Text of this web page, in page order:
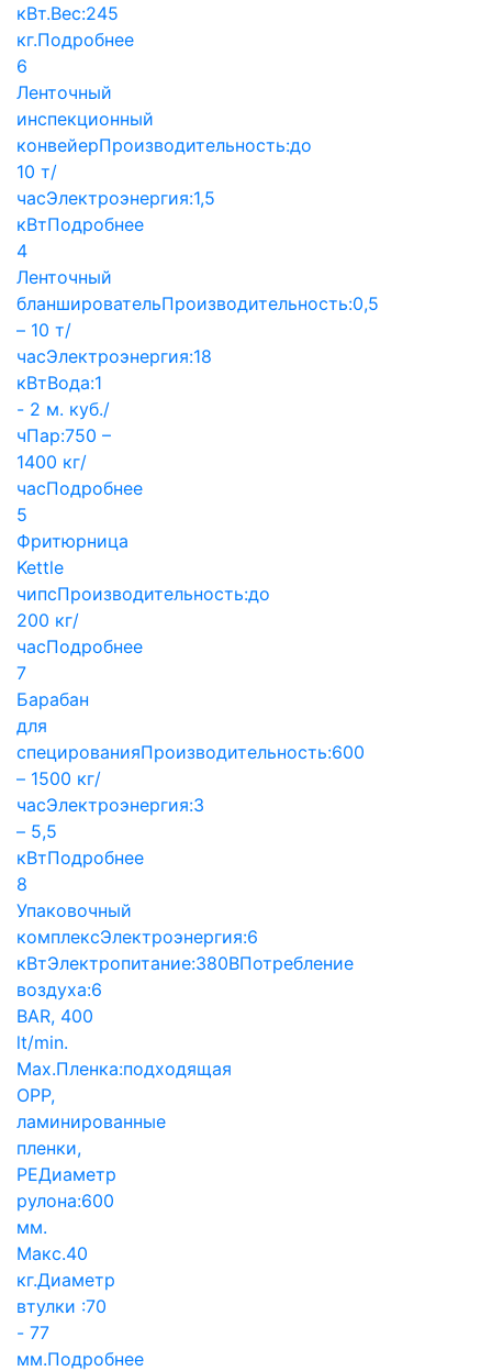
кВт.Вес:245
кг.Подробнее
6
Ленточный
инспекционный
конвейерПроизводительность:до
10 т/
часЭлектроэнергия:1,5
кВтПодробнее
4
Ленточный
бланшировательПроизводительность:0,5
– 10 т/
часЭлектроэнергия:18
кВтВода:1
- 2 м. куб./
чПар:750 –
1400 кг/
часПодробнее
5
Фритюрница
Kettle
чипсПроизводительность:до
200 кг/
часПодробнее
7
Барабан
для
спецированияПроизводительность:600
– 1500 кг/
часЭлектроэнергия:3
– 5,5
кВтПодробнее
8
Упаковочный
комплексЭлектроэнергия:6
кВтЭлектропитание:380ВПотребление
воздуха:6
BAR, 400
lt/min.
Max.Пленка:подходящая
OPP,
ламинированные
пленки,
PEДиаметр
рулона:600
мм.
Макс.40
кг.Диаметр
втулки :70
- 77
мм.Подробнее